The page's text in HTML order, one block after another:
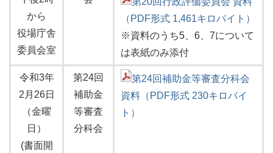
から
役場庁舎
委員会室
（PDF形式 1,461キロバイト）
※資料のうち5、6、7について
は表紙のみ添付
令和3年
2月26日
（金曜
日）
(書面開
第24回
補助金
等審査
分科会
第24回補助金等審査分科会
資料（PDF形式 230キロバイ
ト）